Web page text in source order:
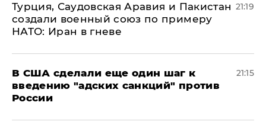
Турция, Саудовская Аравия и Пакистан
создали военный союз по примеру
НАТО: Иран в гневе
21:19
В США сделали еще один шаг к
введению "адских санкций" против
России
21:15